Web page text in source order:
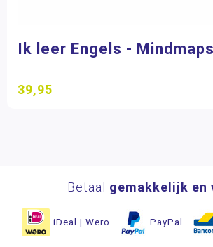
Ik leer Engels - Mindmaps
39,95
Betaal gemakkelijk en
iDeal | Wero PayPal